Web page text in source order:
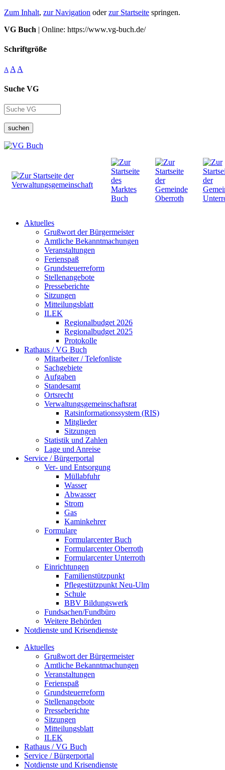
Zum Inhalt, zur Navigation oderzur Startseite springen.
VG Buch | Online: https://www.vg-buch.de/
Schriftgröße
A A A
Suche VG
suchen
Aktuelles
Grußwort der Bürgermeister
Amtliche Bekanntmachungen
Veranstaltungen
Ferienspaß
Grundsteuerreform
Stellenangebote
Presseberichte
Sitzungen
Mitteilungsblatt
ILEK
Regionalbudget 2026
Regionalbudget 2025
Protokolle
Rathaus / VG Buch
Mitarbeiter / Telefonliste
Sachgebiete
Aufgaben
Standesamt
Ortsrecht
Verwaltungsgemeinschaftsrat
Ratsinformationssystem (RIS)
Mitglieder
Sitzungen
Statistik und Zahlen
Lage und Anreise
Service / Bürgerportal
Ver- und Entsorgung
Müllabfuhr
Wasser
Abwasser
Strom
Gas
Kaminkehrer
Formulare
Formularcenter Buch
Formularcenter Oberroth
Formularcenter Unterroth
Einrichtungen
Familienstützpunkt
Pflegestützpunkt Neu-Ulm
Schule
BBV Bildungswerk
Fundsachen/Fundbüro
Weitere Behörden
Notdienste und Krisendienste
Aktuelles
Grußwort der Bürgermeister
Amtliche Bekanntmachungen
Veranstaltungen
Ferienspaß
Grundsteuerreform
Stellenangebote
Presseberichte
Sitzungen
Mitteilungsblatt
ILEK
Rathaus / VG Buch
Service / Bürgerportal
Notdienste und Krisendienste